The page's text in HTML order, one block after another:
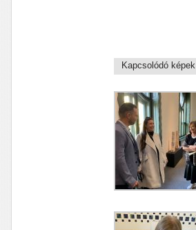
Kapcsolódó képek